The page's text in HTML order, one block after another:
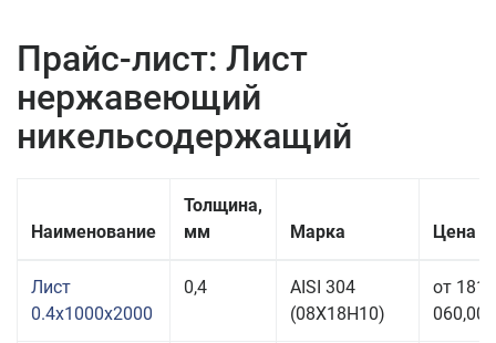
Прайс-лист: Лист
нержавеющий
никельсодержащий
Наименование
Толщина,
мм
Марка Цена
Лист
0.4x1000x2000
0,4
AISI 304
(08Х18Н10)
от 181
060,00